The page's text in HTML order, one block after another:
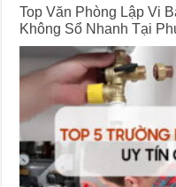
Top Văn Phòng Lập Vi
Không Sổ Nhanh Tại